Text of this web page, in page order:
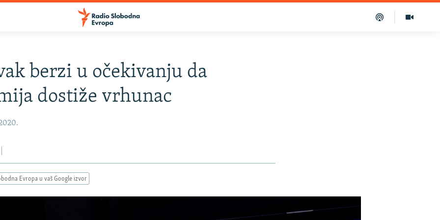
berzi u očekivanju da
dostiže vrhunac
Evropa u vaš Google izvor